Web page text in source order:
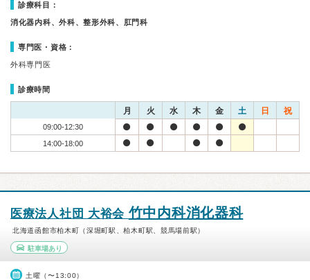
診療科目：
消化器内科、外科、整形外科、肛門科
専門医・資格：
外科専門医
診療時間
月 火 水 木 金 土 日 祝
09:00-12:30
14:00-18:00
医療法人社団 大裕会 竹中内科消化器科
北海道函館市柏木町（深堀町駅、柏木町駅、競馬場前駅）
駐車場あり
土曜（〜13:00）